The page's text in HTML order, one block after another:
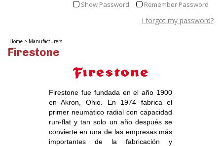
Show Password Remember Password
I forgot my password?
Home > Manufacturers
Firestone
Firestone fue fundada en el año 1900
en Akron, Ohio. En 1974 fabrica el
primer neumático radial con capacidad
run-flat y tan solo un año después se
convierte en una de las empresas más
importantes de la fabricación y